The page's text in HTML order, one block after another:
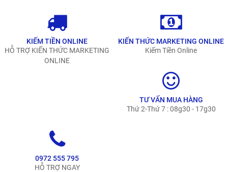
KIẾM TIỀN ONLINE
HỖ TRỢ KIẾN THỨC MARKETING
ONLINE
KIẾN THỨC MARKETING ONLINE
Kiếm Tiền Online
TƯ VẤN MUA HÀNG
Thứ 2-Thứ 7 : 08g30 - 17g30
0972 555 795
HỖ TRỢ NGAY